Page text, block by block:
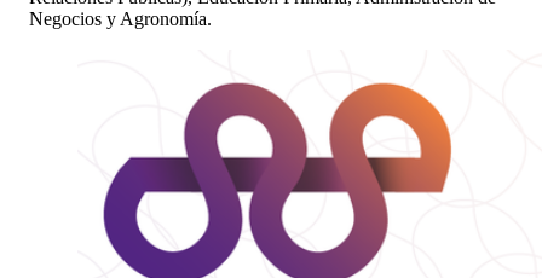
Negocios y Agronomía.